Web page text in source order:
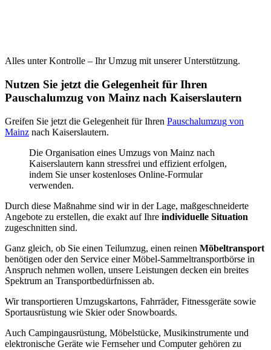
Alles unter Kontrolle – Ihr Umzug mit unserer Unterstützung.
Nutzen Sie jetzt die Gelegenheit für Ihren
Pauschalumzug von Mainz nach Kaiserslautern
Greifen Sie jetzt die Gelegenheit für Ihren Pauschalumzug von
Mainz nach Kaiserslautern.
Die Organisation eines Umzugs von Mainz nach
Kaiserslautern kann stressfrei und effizient erfolgen,
indem Sie unser kostenloses Online-Formular
verwenden.
Durch diese Maßnahme sind wir in der Lage, maßgeschneiderte
Angebote zu erstellen, die exakt auf Ihre individuelle Situation
zugeschnitten sind.
Ganz gleich, ob Sie einen Teilumzug, einen reinen Möbeltransport
benötigen oder den Service einer Möbel-Sammeltransportbörse in
Anspruch nehmen wollen, unsere Leistungen decken ein breites
Spektrum an Transportbedürfnissen ab.
Wir transportieren Umzugskartons, Fahrräder, Fitnessgeräte sowie
Sportausrüstung wie Skier oder Snowboards.
Auch Campingausrüstung, Möbelstücke, Musikinstrumente und
elektronische Geräte wie Fernseher und Computer gehören zu